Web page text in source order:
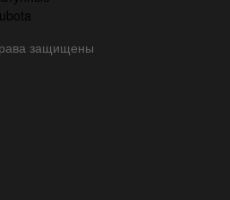
защищены